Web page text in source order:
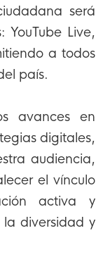
será
Live,
a todos
país.
avances en
digitales,
audiencia,
el vínculo
activa y
la diversidad y